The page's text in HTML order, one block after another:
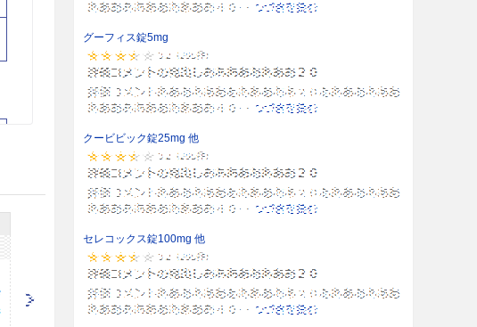
グーフィス錠5mg
クービビック錠25mg 他
セレコックス錠100mg 他